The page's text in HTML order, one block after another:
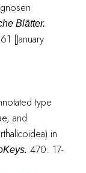
Blätter.
[January
type
and
in
470: 17-